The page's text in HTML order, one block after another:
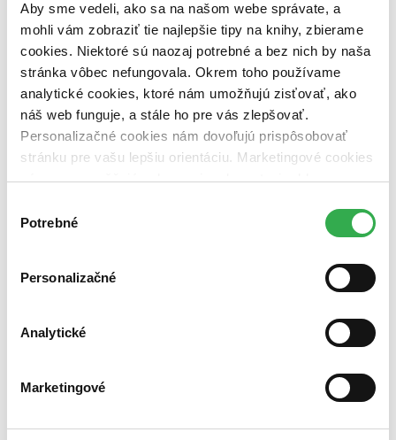
Aby sme vedeli, ako sa na našom webe správate, a
mohli vám zobraziť tie najlepšie tipy na knihy, zbierame
cookies. Niektoré sú naozaj potrebné a bez nich by naša
stránka vôbec nefungovala. Okrem toho používame
analytické cookies, ktoré nám umožňujú zisťovať, ako
náš web funguje, a stále ho pre vás zlepšovať.
Personalizačné cookies nám dovoľujú prispôsobovať
stránku pre vašu lepšiu orientáciu. Marketingové cookies
nám zas umožňujú zobrazenie relevantnej reklamy.
nám pomohlo, keby sme mohli používať všetky tieto
súhlasu
Potrebné
Personalizačné
Analytické
Marketingové
Pokušení paní Antonie
Antonie Nedošinská
Jaroslav Gleich
Antonie Nováková chce zajistit své jediné dceři Miladě dostatečné
hledá spolehlivou hospodyni. Při pohovoru v jeho vile však vyjde
najevo, že Domanský má jednu neobvyklou podmínku...